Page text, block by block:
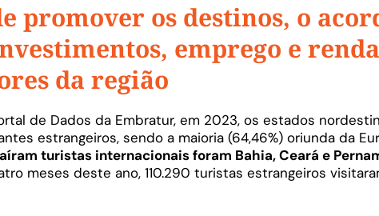
promover os destinos, o
emprego e
da região
de Dados da Embratur, em 2023, os estados
estrangeiros, sendo a maioria (64,46%) oriunda da
turistas internacionais foram Bahia, Ceará e
meses deste ano, 110.290 turistas estrangeiros